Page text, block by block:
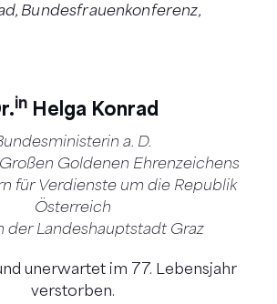
Bundesfrauenkonferenz,
in Helga Konrad
a. D.
Goldenen Ehrenzeichens
für Verdienste um die Republik
Österreich
der Landeshauptstadt Graz
unerwartet im 77. Lebensjahr
verstorben.